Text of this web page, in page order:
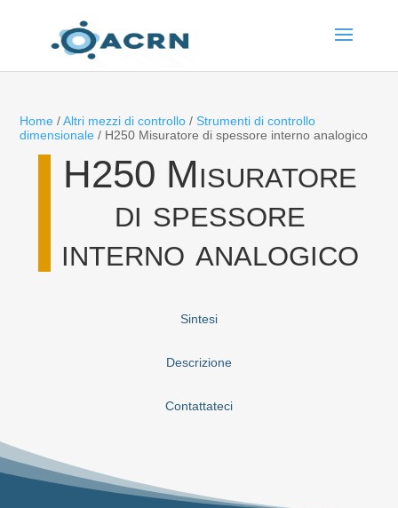
Home /Altri mezzi di controllo /Strumenti di controllo
dimensionale / H250 Misuratore di spessore interno analogico
H250 Misuratore
di spessore
interno analogico
Sintesi
Descrizione
Contattateci